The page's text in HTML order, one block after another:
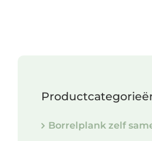
Borrelplank zelf